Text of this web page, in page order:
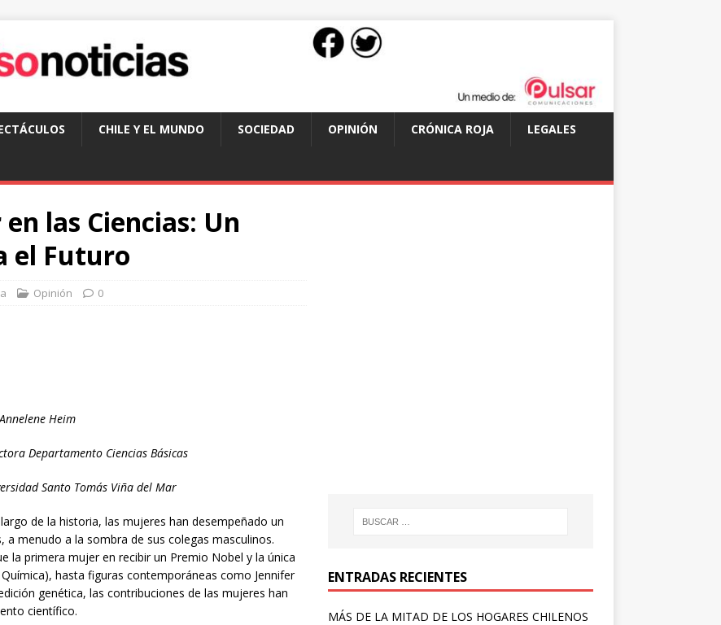
CHILE Y EL MUNDO SOCIEDAD OPINIÓN CRÓNICA ROJA LEGALES
las Ciencias: Un
el Futuro
Opinión 0
Heim
Departamento Ciencias Básicas
Santo Tomás Viña del Mar
de la historia, las mujeres han desempeñado un
a menudo a la sombra de sus colegas masculinos.
la primera mujer en recibir un Premio Nobel y la única
hasta figuras contemporáneas como Jennifer
genética, las contribuciones de las mujeres han
científico.
ENTRADAS RECIENTES
MÁS DE LA MITAD DE LOS HOGARES CHILENOS